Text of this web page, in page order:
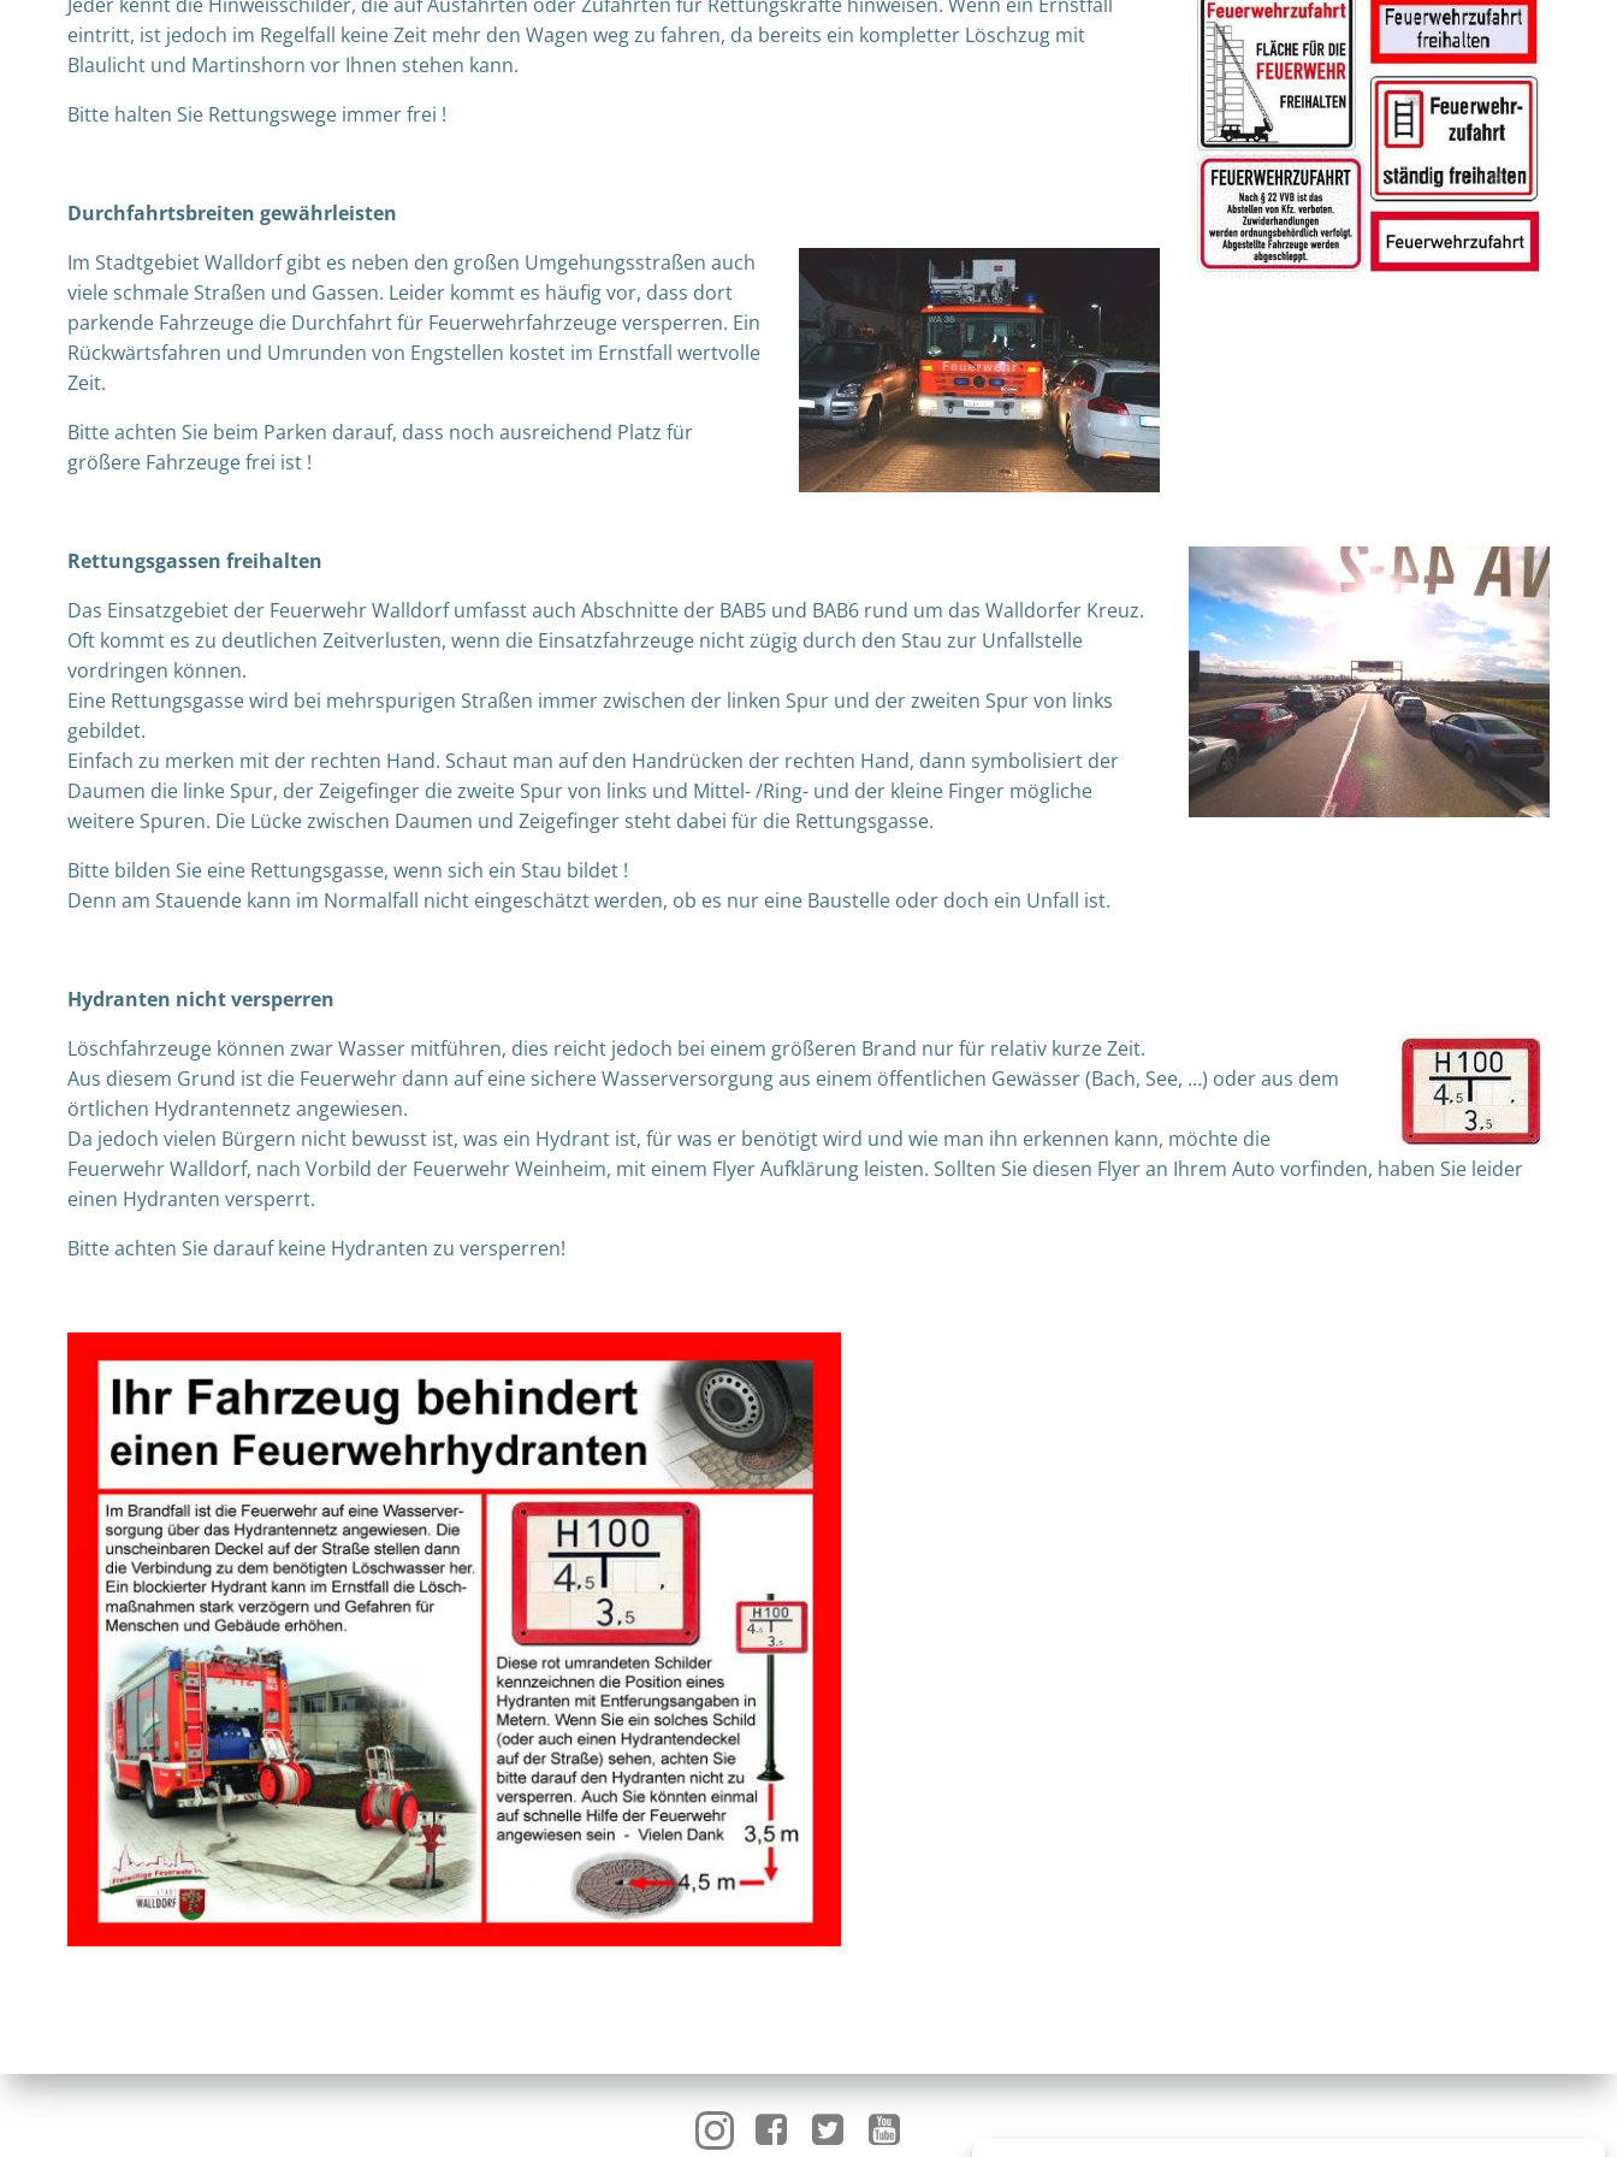
eintritt, ist jedoch im Regelfall keine Zeit mehr den Wagen weg zu fahren, da bereits ein kompletter Löschzug mit
Blaulicht und Martinshorn vor Ihnen stehen kann.
Bitte halten Sie Rettungswege immer frei !
Durchfahrtsbreiten gewährleisten
Im Stadtgebiet Walldorf gibt es neben den großen Umgehungsstraßen auch
viele schmale Straßen und Gassen. Leider kommt es häufig vor, dass dort
parkende Fahrzeuge die Durchfahrt für Feuerwehrfahrzeuge versperren. Ein
Rückwärtsfahren und Umrunden von Engstellen kostet im Ernstfall wertvolle
Zeit.
Bitte achten Sie beim Parken darauf, dass noch ausreichend Platz für
größere Fahrzeuge frei ist !
Rettungsgassen freihalten
Das Einsatzgebiet der Feuerwehr Walldorf umfasst auch Abschnitte der BAB5 und BAB6 rund um das Walldorfer Kreuz.
Oft kommt es zu deutlichen Zeitverlusten, wenn die Einsatzfahrzeuge nicht zügig durch den Stau zur Unfallstelle
vordringen können.
Eine Rettungsgasse wird bei mehrspurigen Straßen immer zwischen der linken Spur und der zweiten Spur von links
gebildet.
Einfach zu merken mit der rechten Hand. Schaut man auf den Handrücken der rechten Hand, dann symbolisiert der
Daumen die linke Spur, der Zeigefinger die zweite Spur von links und Mittel- /Ring- und der kleine Finger mögliche
weitere Spuren. Die Lücke zwischen Daumen und Zeigefinger steht dabei für die Rettungsgasse.
Bitte bilden Sie eine Rettungsgasse, wenn sich ein Stau bildet !
Denn am Stauende kann im Normalfall nicht eingeschätzt werden, ob es nur eine Baustelle oder doch ein Unfall ist.
Hydranten nicht versperren
Löschfahrzeuge können zwar Wasser mitführen, dies reicht jedoch bei einem größeren Brand nur für relativ kurze Zeit.
Aus diesem Grund ist die Feuerwehr dann auf eine sichere Wasserversorgung aus einem öffentlichen Gewässer (Bach, See, …) oder aus dem
örtlichen Hydrantennetz angewiesen.
Da jedoch vielen Bürgern nicht bewusst ist, was ein Hydrant ist, für was er benötigt wird und wie man ihn erkennen kann, möchte die
Feuerwehr Walldorf, nach Vorbild der Feuerwehr Weinheim, mit einem Flyer Aufklärung leisten. Sollten Sie diesen Flyer an Ihrem Auto vorfinden, haben Sie leider
einen Hydranten versperrt.
Bitte achten Sie darauf keine Hydranten zu versperren!